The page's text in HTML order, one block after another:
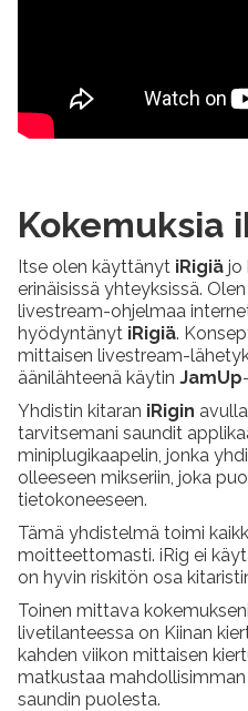
Kokemuksia
Itse olen käyttänyt iRigiä jo
erinäisissä yhteyksissä.
livestream-ohjelmaa
hyödyntänyt iRigiä.
mittaisen livestream-
äänilähteenä käytin JamUp
Yhdistin kitaran iRigin
tarvitsemani saundit
miniplugikaapelin, jonka
olleeseen mikseriin, joka
tietokoneeseen.
Tämä yhdistelmä toimi
moitteettomasti. iRig ei
on hyvin riskitön osa
Toinen mittava kokemukseni
livetilanteessa on Kiinan
kahden viikon mittaisen
matkustaa
saundin puolesta.